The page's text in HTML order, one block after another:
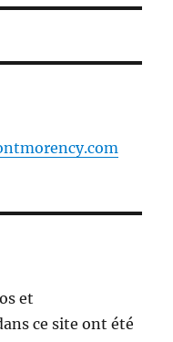
et
ce site ont été